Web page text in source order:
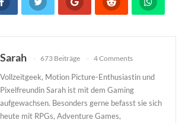
Sarah 673 Beiträge 4 Comments
Vollzeitgeek, Motion Picture-Enthusiastin und
Pixelfreundin Sarah ist mit dem Gaming
aufgewachsen. Besonders gerne befasst sie sich
heute mit RPGs, Adventure Games,